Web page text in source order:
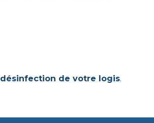
désinfection de votre logis.